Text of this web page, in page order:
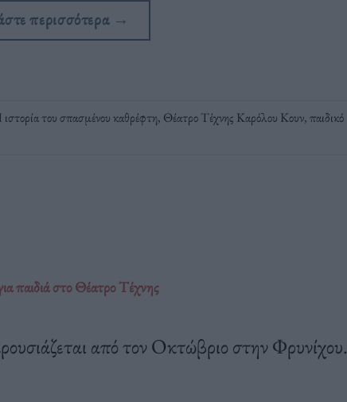
περισσότερα →
του σπασμένου καθρέφτη, Θέατρο Τέχνης Καρόλου Κουν,παιδικό
παιδιά στο Θέατρο Τέχνης
από τον Οκτώβριο στην Φρυνίχου.